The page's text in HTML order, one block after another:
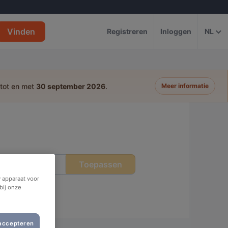
Vinden Registreren Inloggen NL
en met 30 september 2026. Meer informatie
Toepassen
voor
onze